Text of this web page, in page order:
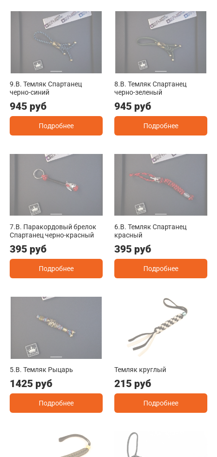
9.B. Темляк Спартанец
черно-синий
945 руб
Подробнее
8.B. Темляк Спартанец
черно-зеленый
945 руб
Подробнее
7.B. Паракордовый брелок
Спартанец черно-красный
395 руб
Подробнее
6.B. Темляк Спартанец
красный
395 руб
Подробнее
5.B. Темляк Рыцарь
1425 руб
Подробнее
Темляк круглый
215 руб
Подробнее